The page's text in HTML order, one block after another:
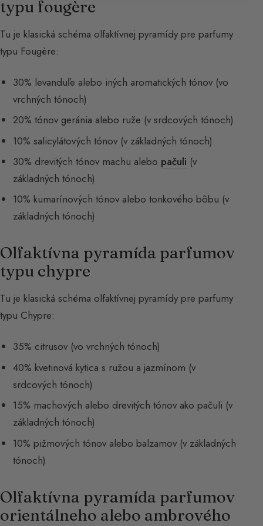
typu fougère
Tu je klasická schéma olfaktívnej pyramídy pre parfumy
typu Fougère:
30% levanduľe alebo iných aromatických tónov (vo
vrchných tónoch)
20% tónov geránia alebo ruže (v srdcových tónoch)
10% salicylátových tónov (v základných tónoch)
30% drevitých tónov machu alebo pačuli (v
základných tónoch)
10% kumarínových tónov alebo tonkového bôbu (v
základných tónoch)
Olfaktívna pyramída parfumov
typu chypre
Tu je klasická schéma olfaktívnej pyramídy pre parfumy
typu Chypre:
35% citrusov (vo vrchných tónoch)
40% kvetinová kytica s ružou a jazmínom (v
srdcových tónoch)
15% machových alebo drevitých tónov ako pačuli (v
základných tónoch)
10% pižmových tónov alebo balzamov (v základných
tónoch)
Olfaktívna pyramída parfumov
orientálneho alebo ambrového